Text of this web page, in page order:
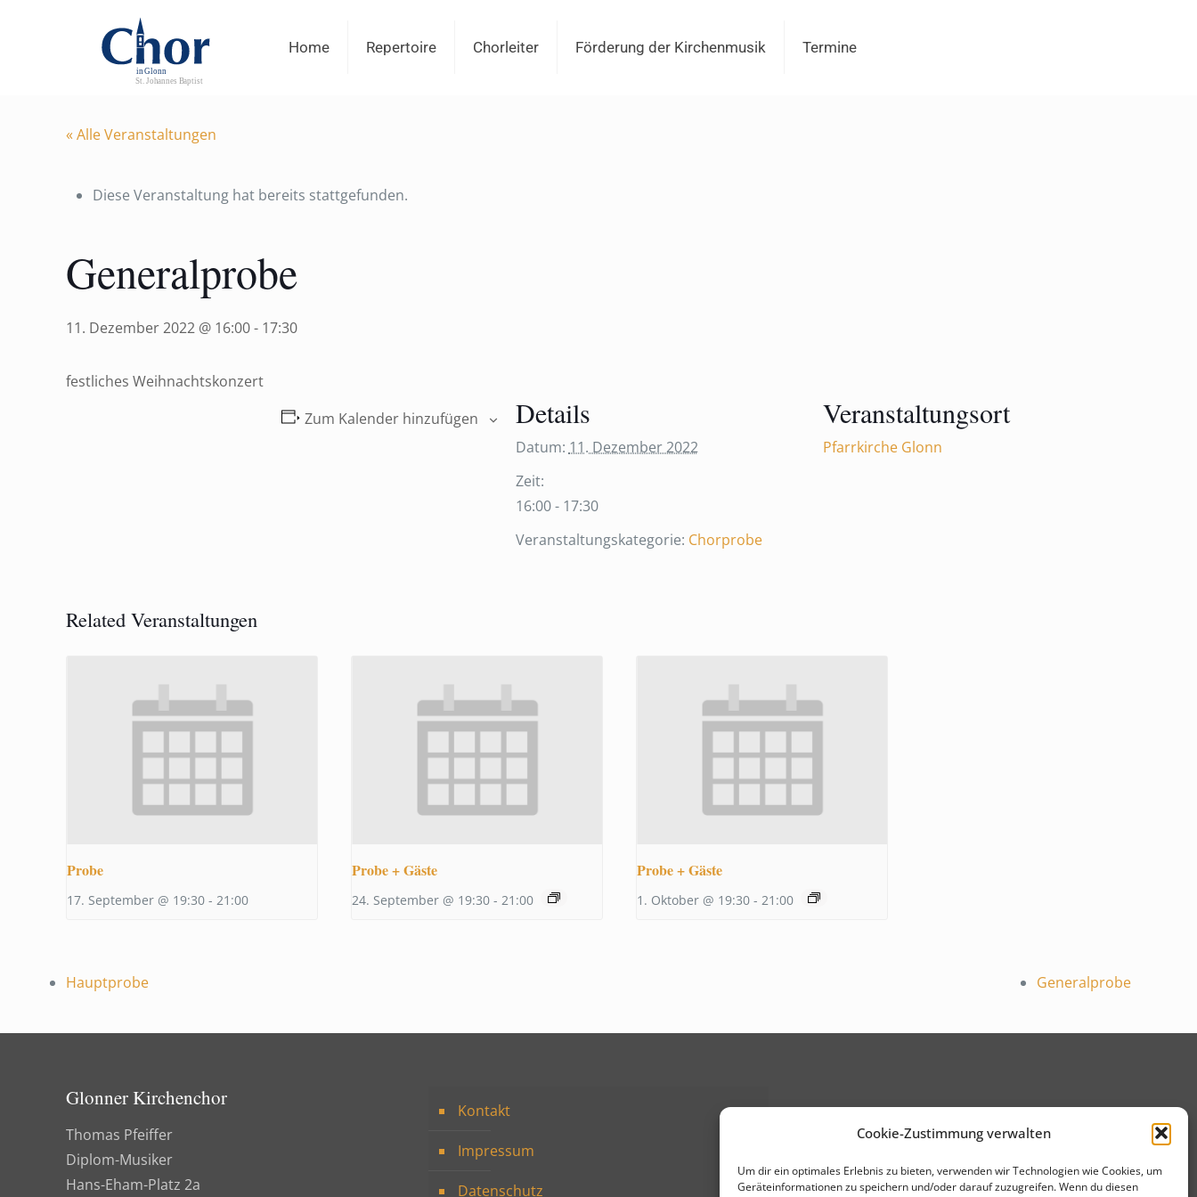
Cookie-Zustimmung verwalten
Um dir ein optimales Erlebnis zu bieten, verwenden wir Technologien wie Cookies, um
Geräteinformationen zu speichern und/oder darauf zuzugreifen. Wenn du diesen
Home Repertoire Chorleiter Förderung der Kirchenmusik Termine
« Alle Veranstaltungen
Diese Veranstaltung hat bereits stattgefunden.
Generalprobe
11. Dezember 2022 @ 16:00- 17:30
festliches Weihnachtskonzert
Zum Kalender hinzufügen
Details
Datum: 11. Dezember 2022
Zeit:
16:00 - 17:30
Veranstaltungskategorie: Chorprobe
Veranstaltungsort
Pfarrkirche Glonn
Related Veranstaltungen
Probe
17. September @ 19:30 - 21:00
Probe + Gäste
24. September @ 19:30 - 21:00
Probe + Gäste
1. Oktober @ 19:30 - 21:00
Hauptprobe Generalprobe
Glonner Kirchenchor
Thomas Pfeiffer
Diplom-Musiker
Hans-Eham-Platz 2a
Kontakt
Impressum
Datenschutz